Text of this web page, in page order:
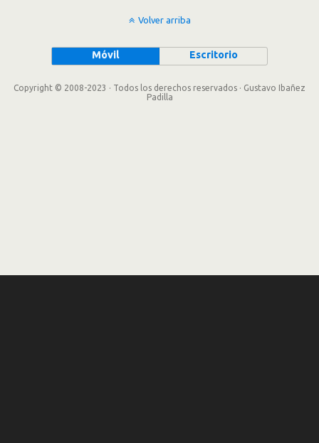
Volver arriba
Móvil Escritorio
Copyright © 2008-2023 · Todos los derechos reservados · Gustavo Ibañez
Padilla